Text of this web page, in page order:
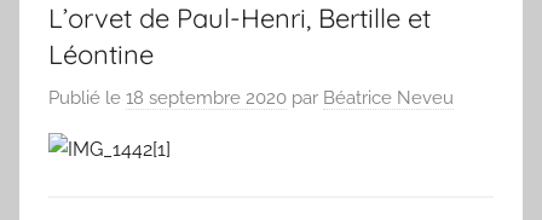
L’orvet de Paul-Henri, Bertille et
Léontine
Publié le 18 septembre 2020 par Béatrice Neveu